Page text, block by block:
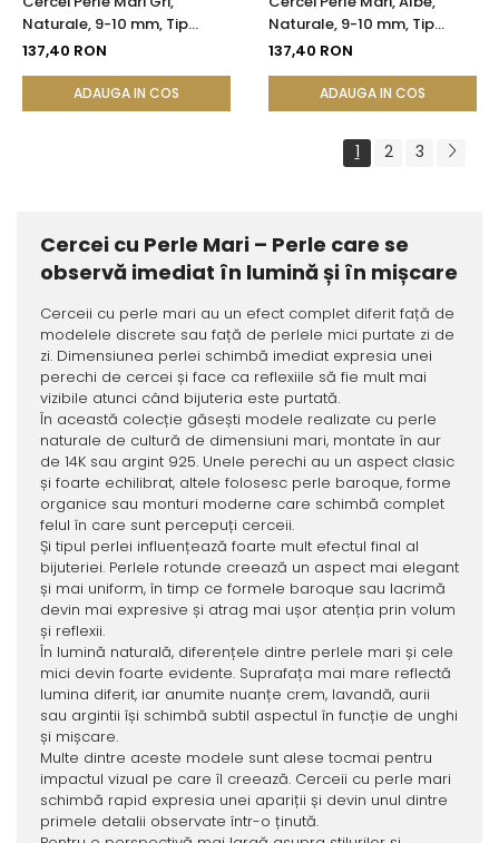
Naturale, 9-10 mm, Tip
Șurub, Argint 925 - Calitate
137,40 RON
ADAUGA IN COS
Naturale, 9-10 mm, Tip
Șurub, Argint 925 - Calitate
137,40 RON
ADAUGA IN COS
1 2 3
Cercei cu Perle Mari – Perle care se
observă imediat în lumină și în mișcare
Cerceii cu perle mari au un efect complet diferit față de
modelele discrete sau față de perlele mici purtate zi de
zi. Dimensiunea perlei schimbă imediat expresia unei
perechi de cercei și face ca reflexiile să fie mult mai
vizibile atunci când bijuteria este purtată.
În această colecție găsești modele realizate cu perle
naturale de cultură de dimensiuni mari, montate în aur
de 14K sau argint 925. Unele perechi au un aspect clasic
și foarte echilibrat, altele folosesc perle baroque, forme
organice sau monturi moderne care schimbă complet
felul în care sunt percepuți cerceii.
Și tipul perlei influențează foarte mult efectul final al
bijuteriei. Perlele rotunde creează un aspect mai elegant
și mai uniform, în timp ce formele baroque sau lacrimă
devin mai expresive și atrag mai ușor atenția prin volum
și reflexii.
În lumină naturală, diferențele dintre perlele mari și cele
mici devin foarte evidente. Suprafața mai mare reflectă
lumina diferit, iar anumite nuanțe crem, lavandă, aurii
sau argintii își schimbă subtil aspectul în funcție de unghi
și mișcare.
Multe dintre aceste modele sunt alese tocmai pentru
impactul vizual pe care îl creează. Cerceii cu perle mari
schimbă rapid expresia unei apariții și devin unul dintre
primele detalii observate într-o ținută.